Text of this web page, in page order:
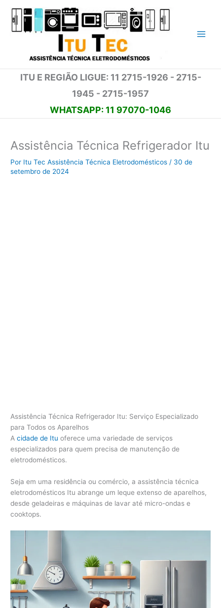
para
ITU E REGIÃO LIGUE: 11 2715-1926 - 2715-
1945 - 2715-1957
WHATSAPP: 11 97070-1046
Assistência Técnica Refrigerador Itu
Por Itu Tec Assistência Técnica Eletrodomésticos / 30 de
setembro de 2024
Assistência Técnica Refrigerador Itu: Serviço Especializado
para Todos os Aparelhos
Acidade de Itu oferece uma variedade de serviços
especializados para quem precisa de manutenção de
eletrodomésticos.
Seja em uma residência ou comércio, a assistência técnica
eletrodomésticos Itu abrange um leque extenso de aparelhos,
desde geladeiras e máquinas de lavar até micro-ondas e
cooktops.